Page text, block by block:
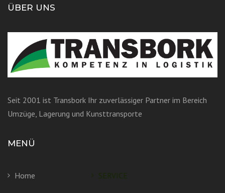
ÜBER UNS
Seit 2001 ist Transbork Ihr zuverlässiger Partner im Bereich
Umzüge, Lagerung und Kunsttransporte
MENÜ
Home SERVICE